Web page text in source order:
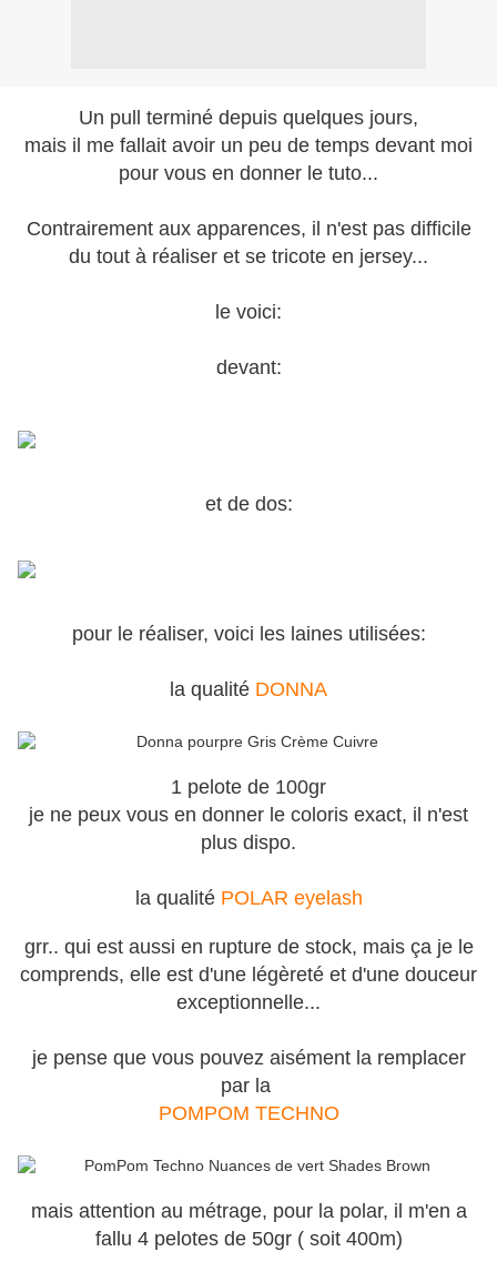
Un pull terminé depuis quelques jours,
mais il me fallait avoir un peu de temps devant moi
pour vous en donner le tuto...
Contrairement aux apparences, il n'est pas difficile
du tout à réaliser et se tricote en jersey...
le voici:
devant:
et de dos:
pour le réaliser, voici les laines utilisées:
la qualité DONNA
1 pelote de 100gr
je ne peux vous en donner le coloris exact, il n'est
plus dispo.
la qualitéPOLAR eyelash
grr.. qui est aussi en rupture de stock, mais ça je le
comprends, elle est d'une légèreté et d'une douceur
exceptionnelle...
je pense que vous pouvez aisément la remplacer
par la
POMPOM TECHNO
mais attention au métrage, pour la polar, il m'en a
fallu 4 pelotes de 50gr ( soit 400m)